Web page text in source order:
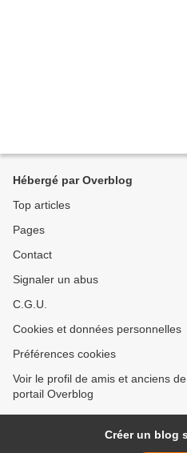
Hébergé par Overblog
Top articles
Pages
Contact
Signaler un abus
C.G.U.
Cookies et données personnelles
Préférences cookies
Voir le profil de amis et anciens
portail Overblog
Créer un blog